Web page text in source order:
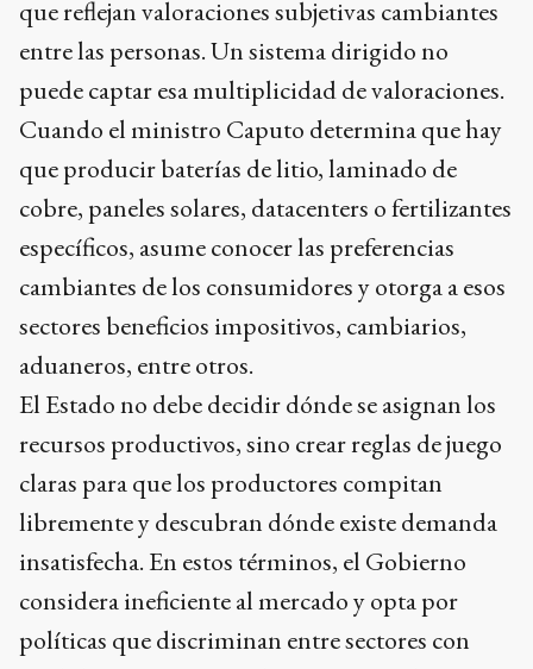
que reflejan valoraciones subjetivas cambiantes
entre las personas. Un sistema dirigido no
puede captar esa multiplicidad de valoraciones.
Cuando el ministro Caputo determina que hay
que producir baterías de litio, laminado de
cobre, paneles solares, datacenters o fertilizantes
específicos, asume conocer las preferencias
cambiantes de los consumidores y otorga a esos
sectores beneficios impositivos, cambiarios,
aduaneros, entre otros.
El Estado no debe decidir dónde se asignan los
recursos productivos, sino crear reglas de juego
claras para que los productores compitan
libremente y descubran dónde existe demanda
insatisfecha. En estos términos, el Gobierno
considera ineficiente al mercado y opta por
políticas que discriminan entre sectores con